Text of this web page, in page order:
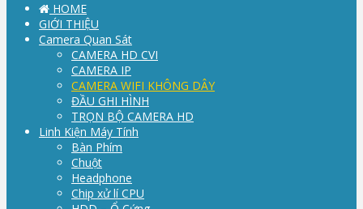
HOME
GIỚI THIỆU
Camera Quan Sát
CAMERA HD CVI
CAMERA IP
CAMERA WIFI KHÔNG DÂY
ĐẦU GHI HÌNH
TRỌN BỘ CAMERA HD
Linh Kiện Máy Tính
Bàn Phím
Chuột
Headphone
Chip xử lí CPU